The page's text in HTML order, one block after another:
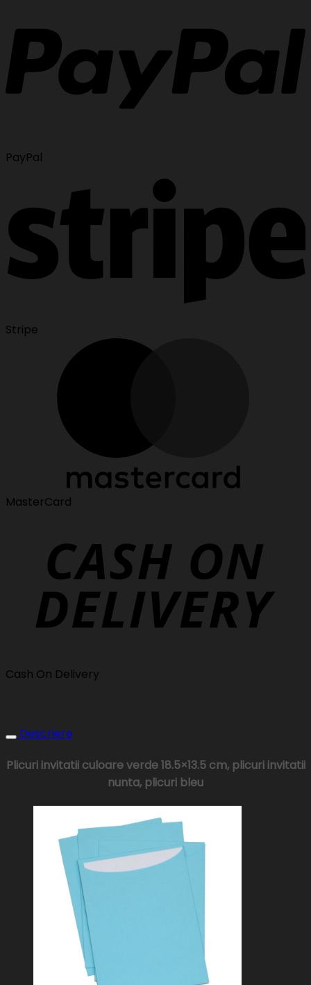
PayPal
Stripe
MasterCard
Cash On Delivery
Descriere
Plicuri invitatii culoare verde 18.5×13.5 cm, plicuri invitatii
nunta, plicuri bleu